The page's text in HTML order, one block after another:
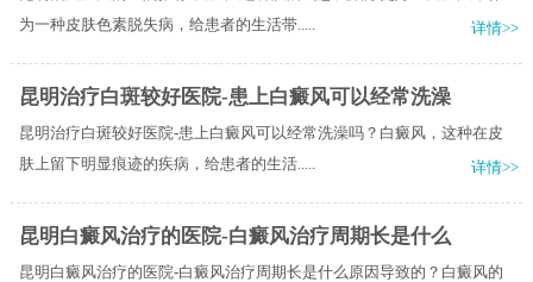
为一种皮肤色素脱失病，给患者的生活带.....
详情>>
昆明治疗白斑较好医院-患上白癜风可以经常洗澡
昆明治疗白斑较好医院-患上白癜风可以经常洗澡吗？白癜风，这种在皮
肤上留下明显痕迹的疾病，给患者的生活.....
详情>>
昆明白癜风治疗的医院-白癜风治疗周期长是什么
昆明白癜风治疗的医院-白癜风治疗周期长是什么原因导致的？白癜风的